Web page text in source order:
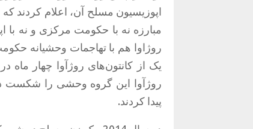
اپوزیسیون مسلح آن، اعلام کردند
مبارزه نه با حکومت مرکزی و نه با
روژاوا هم با تهاجمات وحشیانه
یک از کانتون‌های روژآوا چهار
روژآوا این گروه وحشی را شکست
پیدا کردند.